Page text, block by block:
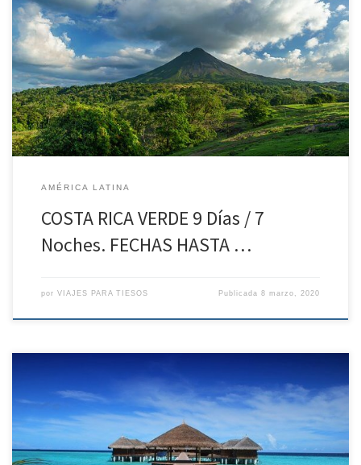
COSTA RICA VERDE 9 Días / 7 Noches Día 1. Ciudad de Origen – San
José (SA) Salida en vuelo de línea regular con dirección a San
José. Llegada, traslado al hotel. Alojamiento. Día 2. San José –
Monteverde (AD) Desayuno y salida para la preciosa zona
Monteverde llegada al […]
AMÉRICA LATINA
COSTA RICA VERDE 9 Días / 7
Noches. FECHAS HASTA …
por VIAJES PARA TIESOS Publicada8 marzo, 2020
Sri Lanka Esencial y Maldivas 12 DÍAS / 9 NOCHES DIA 1º ESPAÑA-
COLOMBO – NEGOMBO Salida en vuelo regular con destino
Colombo, vía ciudad de conexión. Noche a bordo. DIA 2º